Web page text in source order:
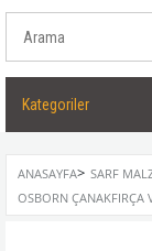
Kategoriler
ANASAYFA> SARF
OSBORN